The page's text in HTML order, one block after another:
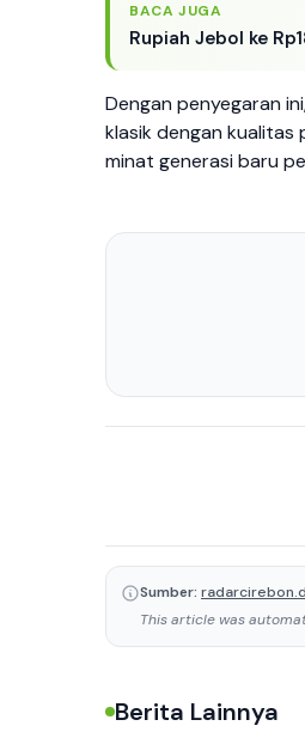
BACA JUGA
Rupiah Jebol ke
Dengan penyegaran
klasik dengan kualitas
minat generasi baru
Sumber:
This article was
Berita Lainnya